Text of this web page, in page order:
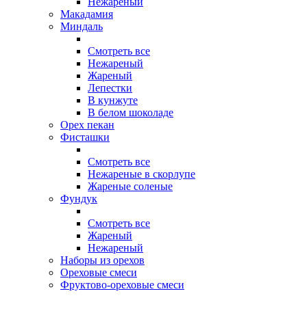
Макадамия
Миндаль
Смотреть все
Нежареный
Жареный
Лепестки
В кунжуте
В белом шоколаде
Орех пекан
Фисташки
Смотреть все
Нежареные в скорлупе
Жареные соленые
Фундук
Смотреть все
Жареный
Нежареный
Наборы из орехов
Ореховые смеси
Фруктово-ореховые смеси